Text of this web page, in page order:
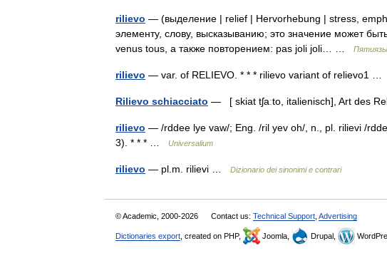
rilievo — (выделение | relief | Hervorhebung | stress,
элементу, слову, высказыванию; это значение может
venus tous, а также повторением: pas joli joli… …
rilievo — var. of RELIEVO. * * * rilievo variant of relievo1 …
Rilievo schiacciato — [ skiat tʃaːto, italienisch], Art des
rilievo — /rddee lye vaw/; Eng. /ril yev oh/, n., pl. rilievi /
3). * * * …
Universalium
rilievo — pl.m. rilievi … Dizionario dei sinonimi e contrari
© Academic, 2000-2026 Contact us: Technical Support Advertising
Dictionaries export , created on PHP, Joomla, Drupal,